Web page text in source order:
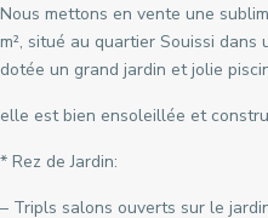
Nous mettons en vente une
m², situé au quartier Souissi dans
dotée un grand jardin et jolie
elle est bien ensoleillée et
* Rez de Jardin:
– Tripls salons ouverts sur le